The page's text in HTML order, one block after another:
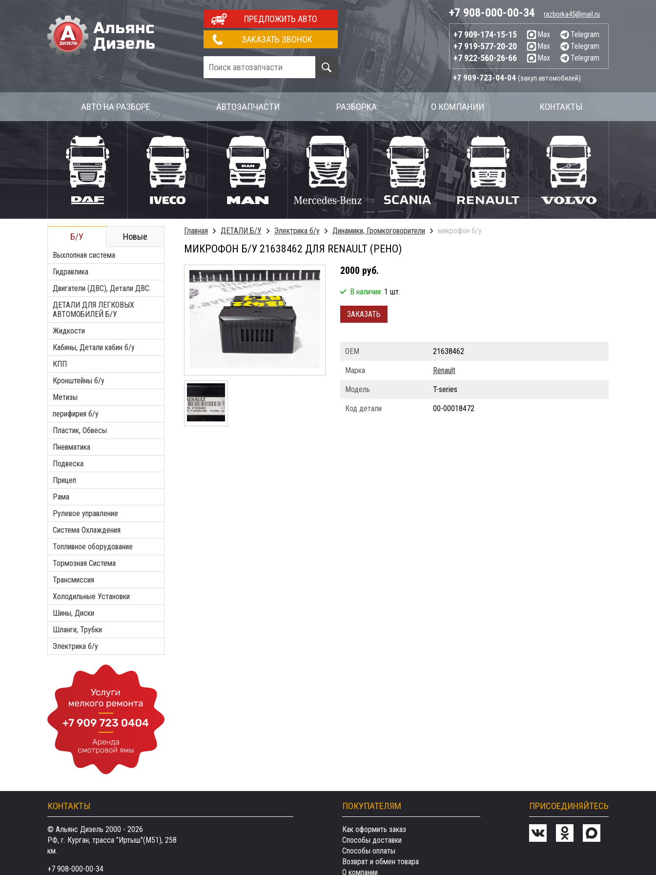
ПРЕДЛОЖИТЬ АВТО
ЗАКАЗАТЬ ЗВОНОК
+7 908-000-00-34 razborka45@mail.ru
+7 909-174-15-15 Max Telegram
+7 919-577-20-20 Max Telegram
+7 922-560-26-66 Max Telegram
+7 909-723-04-04 (закуп автомобилей)
АВТО НА РАЗБОРЕ АВТОЗАПЧАСТИ РАЗБОРКА О КОМПАНИИ КОНТАКТЫ
Б/У Новые
Выхлопная система
Гидравлика
Двигатели (ДВС), Детали ДВС.
ДЕТАЛИ ДЛЯ ЛЕГКОВЫХ
АВТОМОБИЛЕЙ Б/У
Жидкости
Кабины, Детали кабин б/у
КПП
Кронштейны б/у
Метизы
перифирия б/у
Пластик, Обвесы
Пневматика
Подвеска
Прицеп
Рама
Рулевое управление
Система Охлаждения
Топливное оборудование
Тормозная Система
Трансмиссия
Холодильные Установки
Шины, Диски
Шланги, Трубки
Электрика б/у
Главная ДЕТАЛИ Б/У Электрика б/у Динамики, Громкоговорители микрофон б/у
МИКРОФОН Б/У 21638462 ДЛЯ RENAULT (РЕНО)
2000 руб.
В наличии: 1 шт.
ЗАКАЗАТЬ
ОЕМ 21638462
Марка Renault
Модель T-series
Код детали 00-00018472
КОНТАКТЫ
© Альянс Дизель 2000 - 2026
РФ, г. Курган, трасса "Иртыш"(М51), 258
км.
+7 908-000-00-34
ПОКУПАТЕЛЯМ
Как оформить заказ
Способы доставки
Способы оплаты
Возврат и обмен товара
О компании
ПРИСОЕДИНЯЙТЕСЬ